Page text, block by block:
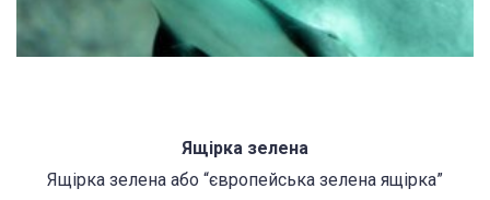
Ящірка зелена
Ящірка зелена або “європейська зелена ящірка”